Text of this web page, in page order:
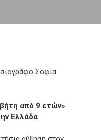
Σοφία
από 9 ετών»
Ελλάδα